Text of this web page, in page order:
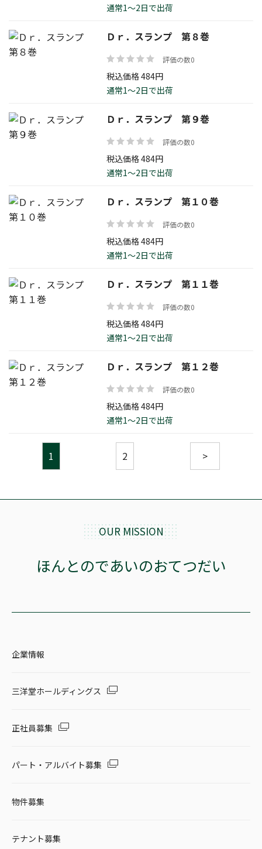
通常1～2日で出荷
Ｄｒ．スランプ 第８巻
評価の数0
税込価格 484円
通常1～2日で出荷
Ｄｒ．スランプ 第９巻
評価の数0
税込価格 484円
通常1～2日で出荷
Ｄｒ．スランプ 第１０巻
評価の数0
税込価格 484円
通常1～2日で出荷
Ｄｒ．スランプ 第１１巻
評価の数0
税込価格 484円
通常1～2日で出荷
Ｄｒ．スランプ 第１２巻
評価の数0
税込価格 484円
通常1～2日で出荷
1 2 >
OUR MISSION
ほんとのであいのおてつだい
企業情報
三洋堂ホールディングス
正社員募集
パート・アルバイト募集
物件募集
テナント募集